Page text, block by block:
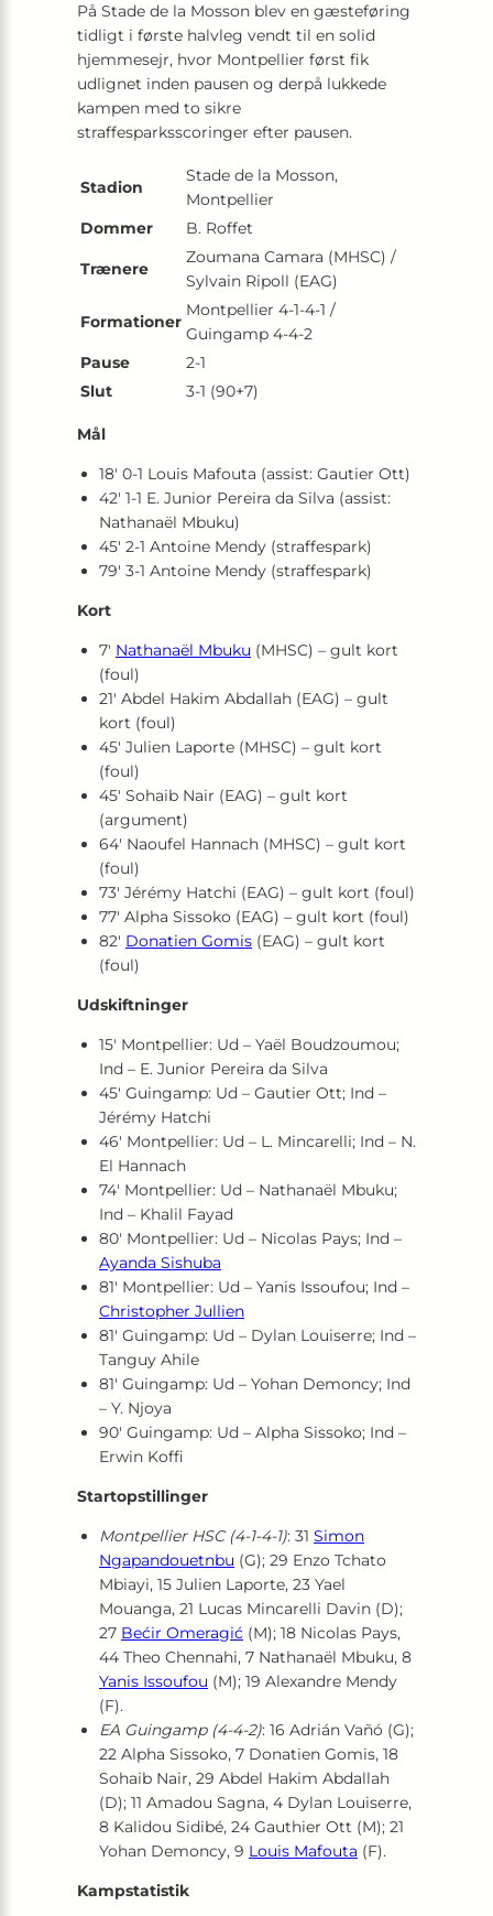
På Stade de la Mosson blev en gæsteføring
tidligt i første halvleg vendt til en solid
hjemmesejr, hvor Montpellier først fik
udlignet inden pausen og derpå lukkede
kampen med to sikre
straffesparksscoringer efter pausen.
Stadion
Stade de la Mosson,
Montpellier
Dommer
B. Roffet
Trænere
Zoumana Camara (MHSC) /
Sylvain Ripoll (EAG)
Formationer
Montpellier 4-1-4-1 /
Guingamp 4-4-2
Pause
2-1
Slut
3-1 (90+7)
Mål
18′ 0-1 Louis Mafouta (assist: Gautier Ott)
42′ 1-1 E. Junior Pereira da Silva (assist:
Nathanaël Mbuku)
45′ 2-1 Antoine Mendy (straffespark)
79′ 3-1 Antoine Mendy (straffespark)
Kort
7′ Nathanaël Mbuku (MHSC) – gult kort
(foul)
21′ Abdel Hakim Abdallah (EAG) – gult
kort (foul)
45′ Julien Laporte (MHSC) – gult kort
(foul)
45′ Sohaib Nair (EAG) – gult kort
(argument)
64′ Naoufel Hannach (MHSC) – gult kort
(foul)
73′ Jérémy Hatchi (EAG) – gult kort (foul)
77′ Alpha Sissoko (EAG) – gult kort (foul)
82′ Donatien Gomis (EAG) – gult kort
(foul)
Udskiftninger
15′ Montpellier: Ud – Yaël Boudzoumou;
Ind – E. Junior Pereira da Silva
45′ Guingamp: Ud – Gautier Ott; Ind –
Jérémy Hatchi
46′ Montpellier: Ud – L. Mincarelli; Ind – N.
El Hannach
74′ Montpellier: Ud – Nathanaël Mbuku;
Ind – Khalil Fayad
80′ Montpellier: Ud – Nicolas Pays; Ind –
Ayanda Sishuba
81′ Montpellier: Ud – Yanis Issoufou; Ind –
Christopher Jullien
81′ Guingamp: Ud – Dylan Louiserre; Ind –
Tanguy Ahile
81′ Guingamp: Ud – Yohan Demoncy; Ind
– Y. Njoya
90′ Guingamp: Ud – Alpha Sissoko; Ind –
Erwin Koffi
Startopstillinger
Montpellier HSC (4-1-4-1): 31 Simon
Ngapandouetnbu (G); 29 Enzo Tchato
Mbiayi, 15 Julien Laporte, 23 Yael
Mouanga, 21 Lucas Mincarelli Davin (D);
27 Bećir Omeragić (M); 18 Nicolas Pays,
44 Theo Chennahi, 7 Nathanaël Mbuku, 8
Yanis Issoufou (M); 19 Alexandre Mendy
(F).
EA Guingamp (4-4-2): 16 Adrián Vañó (G);
22 Alpha Sissoko, 7 Donatien Gomis, 18
Sohaib Nair, 29 Abdel Hakim Abdallah
(D); 11 Amadou Sagna, 4 Dylan Louiserre,
8 Kalidou Sidibé, 24 Gauthier Ott (M); 21
Yohan Demoncy, 9 Louis Mafouta (F).
Kampstatistik